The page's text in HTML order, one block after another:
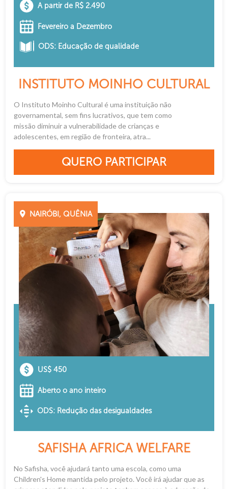
A partir de R$ 2.490
Fevereiro a Dezembro
ODS: Educação de qualidade
INSTITUTO MOINHO CULTURAL
O Instituto Moinho Cultural é uma instituição não
governamental, sem fins lucrativos, que tem como
missão diminuir a vulnerabilidade de crianças e
adolescentes, em região de fronteira, atra...
QUERO PARTICIPAR
NAIRÓBI, QUÊNIA
US$ 450
Aberto o ano inteiro
ODS: Redução das desigualdades
SAFISHA AFRICA WELFARE
No Safisha, você ajudará tanto uma escola, como uma
Children's Home mantida pelo projeto. Você irá ajudar que as